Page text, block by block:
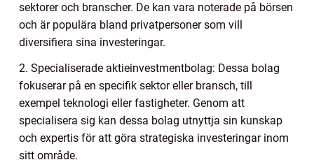
sektorer och branscher. De kan vara noterade på börsen
och är populära bland privatpersoner som vill
diversifiera sina investeringar.
2. Specialiserade aktieinvestmentbolag: Dessa bolag
fokuserar på en specifik sektor eller bransch, till
exempel teknologi eller fastigheter. Genom att
specialisera sig kan dessa bolag utnyttja sin kunskap
och expertis för att göra strategiska investeringar inom
sitt område.